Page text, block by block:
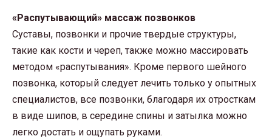
«Распутывающий» массаж позвонков
Суставы, позвонки и прочие твердые структуры,
такие как кости и череп, также можно массировать
методом «распутывания». Кроме первого шейного
позвонка, который следует лечить только у опытных
специалистов, все позвонки, благодаря их отросткам
в виде шипов, в середине спины и затылка можно
легко достать и ощупать руками.